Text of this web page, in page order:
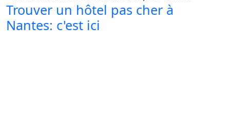
Trouver un hôtel pas cher à
Nantes: c'est ici